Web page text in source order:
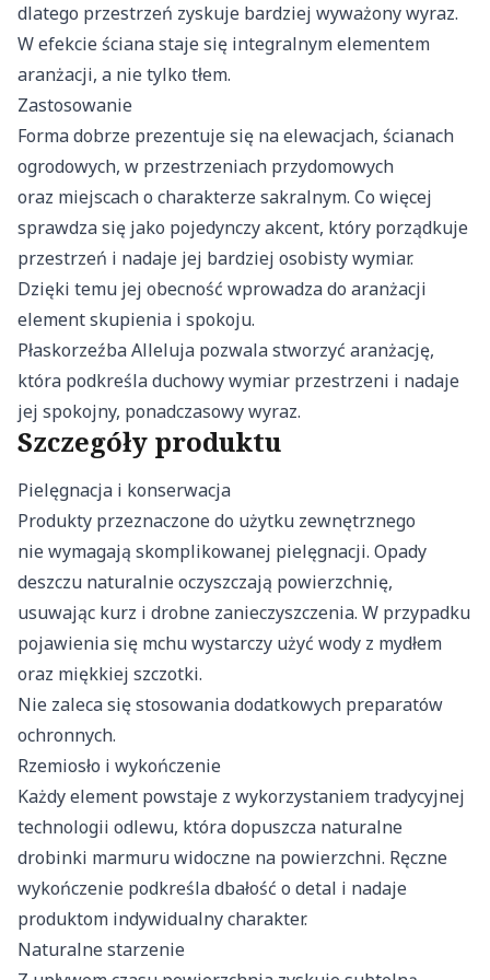
dlatego przestrzeń zyskuje bardziej wyważony wyraz.
W efekcie ściana staje się integralnym elementem
aranżacji, a nie tylko tłem.
Zastosowanie
Forma dobrze prezentuje się na elewacjach, ścianach
ogrodowych, w przestrzeniach przydomowych
oraz miejscach o charakterze sakralnym. Co więcej
sprawdza się jako pojedynczy akcent, który porządkuje
przestrzeń i nadaje jej bardziej osobisty wymiar.
Dzięki temu jej obecność wprowadza do aranżacji
element skupienia i spokoju.
Płaskorzeźba Alleluja pozwala stworzyć aranżację,
która podkreśla duchowy wymiar przestrzeni i nadaje
jej spokojny, ponadczasowy wyraz.
Szczegóły produktu
Pielęgnacja i konserwacja
Produkty przeznaczone do użytku zewnętrznego
nie wymagają skomplikowanej pielęgnacji. Opady
deszczu naturalnie oczyszczają powierzchnię,
usuwając kurz i drobne zanieczyszczenia. W przypadku
pojawienia się mchu wystarczy użyć wody z mydłem
oraz miękkiej szczotki.
Nie zaleca się stosowania dodatkowych preparatów
ochronnych.
Rzemiosło i wykończenie
Każdy element powstaje z wykorzystaniem tradycyjnej
technologii odlewu, która dopuszcza naturalne
drobinki marmuru widoczne na powierzchni. Ręczne
wykończenie podkreśla dbałość o detal i nadaje
produktom indywidualny charakter.
Naturalne starzenie